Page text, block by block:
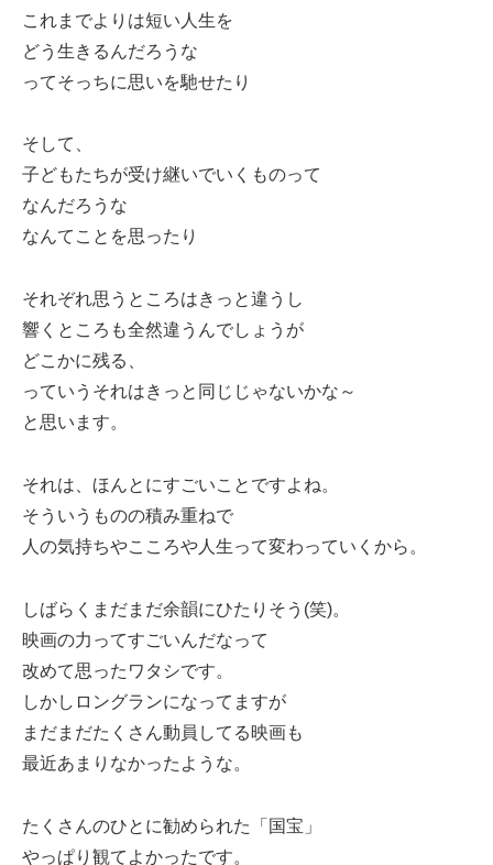
これまでよりは短い人生を
どう生きるんだろうな
ってそっちに思いを馳せたり
そして、
子どもたちが受け継いでいくものって
なんだろうな
なんてことを思ったり
それぞれ思うところはきっと違うし
響くところも全然違うんでしょうが
どこかに残る、
っていうそれはきっと同じじゃないかな～
と思います。
それは、ほんとにすごいことですよね。
そういうものの積み重ねで
人の気持ちやこころや人生って変わっていくから。
しばらくまだまだ余韻にひたりそう(笑)。
映画の力ってすごいんだなって
改めて思ったワタシです。
しかしロングランになってますが
まだまだたくさん動員してる映画も
最近あまりなかったような。
たくさんのひとに勧められた「国宝」
やっぱり観てよかったです。